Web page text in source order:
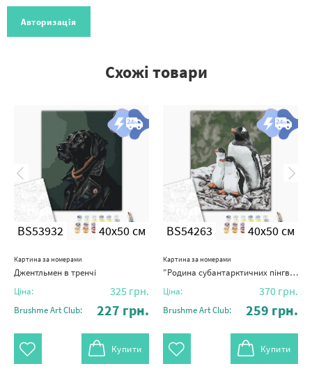
Авторизація
Схожі товари
BS53932 40x50 см
Картина за номерами
Джентльмен в тренчі
Ціна: 325 грн.
Brushme Art Club: 227 грн.
Купити
BS54263 40x50 см
Картина за номерами
"Родина субантарктичних пінгвінів" © Тетяна Баглай
Ціна: 370 грн.
Brushme Art Club: 259 грн.
Купити